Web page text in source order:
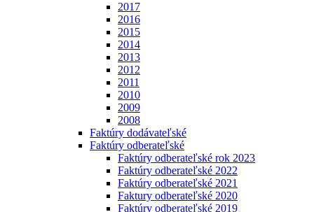
2017
2016
2015
2014
2013
2012
2011
2010
2009
2008
Faktúry dodávateľské
Faktúry odberateľské
Faktúry odberateľské rok 2023
Faktúry odberateľské 2022
Faktúry odberateľské 2021
Faktury odberateľské 2020
Faktúry odberateľské 2019